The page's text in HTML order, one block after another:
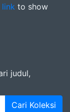
to show
judul,
Cari Koleksi